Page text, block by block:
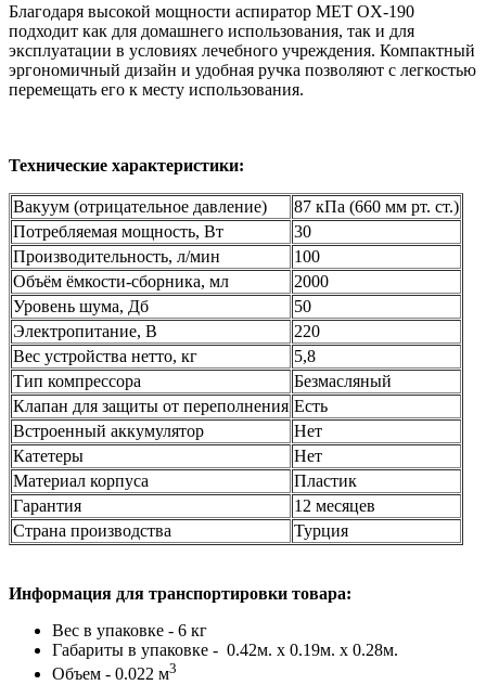
Благодаря высокой мощности аспиратор MET OX-190
подходит как для домашнего использования, так и для
эксплуатации в условиях лечебного учреждения. Компактный
эргономичный дизайн и удобная ручка позволяют с легкостью
перемещать его к месту использования.
Технические характеристики:
Вакуум (отрицательное давление)
87 кПа (660 мм рт. ст.)
Потребляемая мощность, Вт
30
Производительность, л/мин
100
Объём ёмкости-сборника, мл
2000
Уровень шума, Дб
50
Электропитание, В
220
Вес устройства нетто, кг
5,8
Тип компрессора
Безмасляный
Клапан для защиты от переполнения Есть
Встроенный аккумулятор
Нет
Катетеры
Нет
Материал корпуса
Пластик
Гарантия
12 месяцев
Страна производства
Турция
Информация для транспортировки товара:
Вес в упаковке - 6 кг
Габариты в упаковке - 0.42м. x 0.19м. x 0.28м.
Объем - 0.022 м3